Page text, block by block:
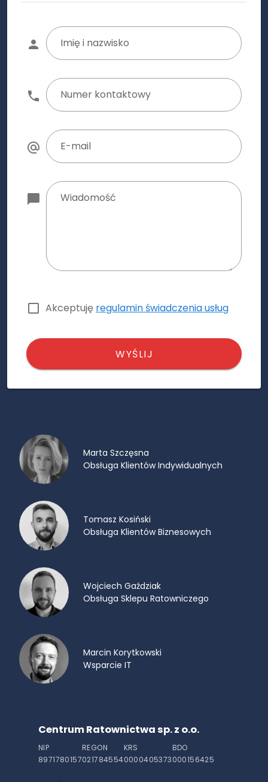
Imię i nazwisko
Numer kontaktowy
E-mail
Wiadomość
Akceptuję regulamin świadczenia usług
WYŚLIJ
Marta Szczęsna
Obsługa Klientów Indywidualnych
Tomasz Kosiński
Obsługa Klientów Biznesowych
Wojciech Gaździak
Obsługa Sklepu Ratowniczego
Marcin Korytkowski
Wsparcie IT
Centrum Ratownictwa sp. z o.o.
NIP
8971780157
REGON
021784554
KRS
0000405373
BDO
000156425